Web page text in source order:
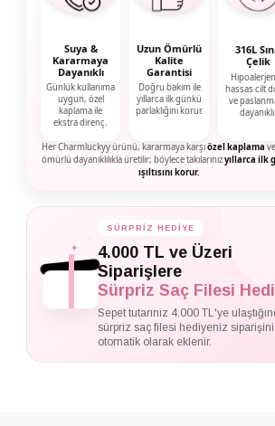
Suya &
Kararmaya
Dayanıklı
Günlük kullanıma
uygun, özel
kaplama ile
ekstra direnç.
Uzun Ömürlü
Kalite
Garantisi
Doğru bakım ile
yıllarca ilk günkü
parlaklığını korur.
316L
Çelik
hassas cilt
ve
dayanıklı.
Her Charmluckyy ürünü, kararmaya karşıözel kaplama
ömürlü dayanıklılıkla üretilir; böylece takılarınızyıllarca ilk
ışıltısını korur.
✦
SÜRPRİZ HEDİYE
4.000 TL ve Üzeri
Siparişlere
Sürpriz Saç Filesi
Sepet tutarınız 4.000 TL'ye
sürpriz saç filesi hediyeniz
otomatik olarak eklenir.